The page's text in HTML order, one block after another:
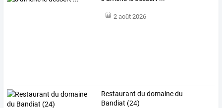
2 août 2026
Restaurant du domaine du
Bandiat (24)